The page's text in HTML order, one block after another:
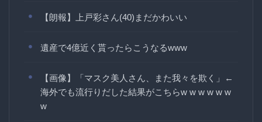
【朗報】上戸彩さん(40)まだかわいい
遺産で4億近く貰ったらこうなるwww
【画像】「マスク美人さん、また我々を欺く」←
海外でも流行りだした結果がこちらw w w w w w
w